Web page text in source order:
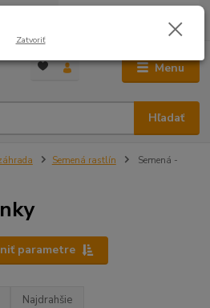
Menu
Hľadať
0,00 €
Semená rastlín
Semená -
parametre
Najdrahšie
Zatvoriť